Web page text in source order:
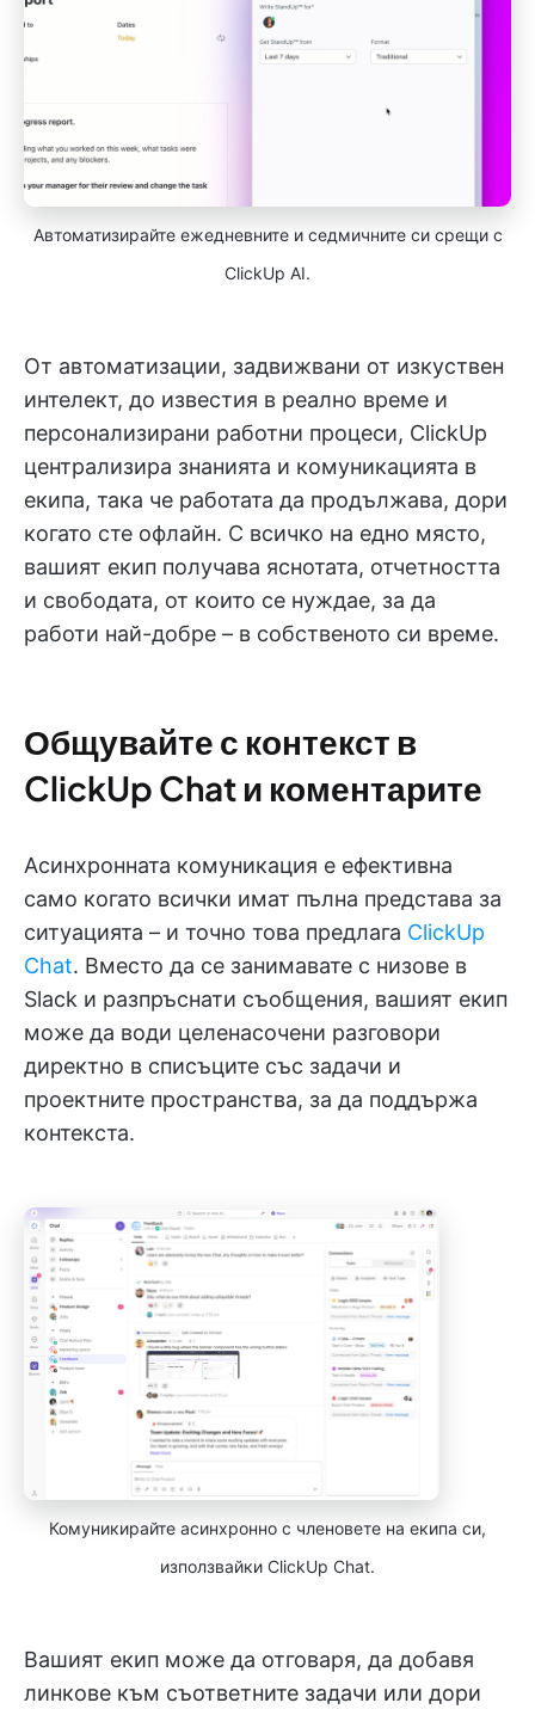
Автоматизирайте ежедневните и седмичните си срещи с
ClickUp AI.
От автоматизации, задвижвани от изкуствен
интелект, до известия в реално време и
персонализирани работни процеси, ClickUp
централизира знанията и комуникацията в
екипа, така че работата да продължава, дори
когато сте офлайн. С всичко на едно място,
вашият екип получава яснотата, отчетността
и свободата, от които се нуждае, за да
работи най-добре – в собственото си време.
Общувайте с контекст в
ClickUp Chat и коментарите
Асинхронната комуникация е ефективна
само когато всички имат пълна представа за
ситуацията – и точно това предлага ClickUp
Chat. Вместо да се занимавате с низове в
Slack и разпръснати съобщения, вашият екип
може да води целенасочени разговори
директно в списъците със задачи и
проектните пространства, за да поддържа
контекста.
Комуникирайте асинхронно с членовете на екипа си,
използвайки ClickUp Chat.
Вашият екип може да отговаря, да добавя
линкове към съответните задачи или дори